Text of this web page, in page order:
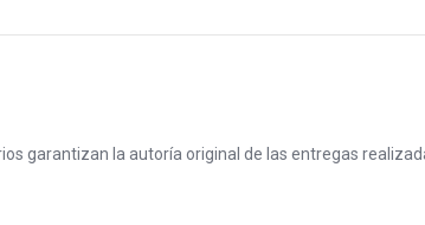
garantizan la autoría original de las entregas